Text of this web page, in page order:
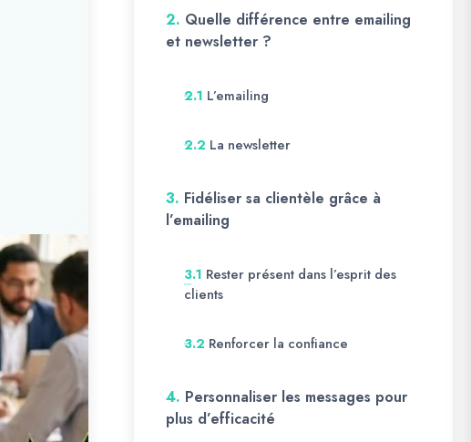
2. Quelle différence entre emailing
et newsletter ?
2.1 L’emailing
2.2 La newsletter
3. Fidéliser sa clientèle grâce à
l’emailing
3.1 Rester présent dans l’esprit des
clients
3.2 Renforcer la confiance
4. Personnaliser les messages pour
plus d’efficacité